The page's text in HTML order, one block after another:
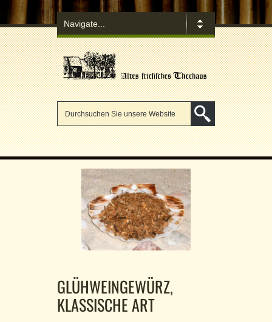
GLÜHWEINGEWÜRZ,
KLASSISCHE ART